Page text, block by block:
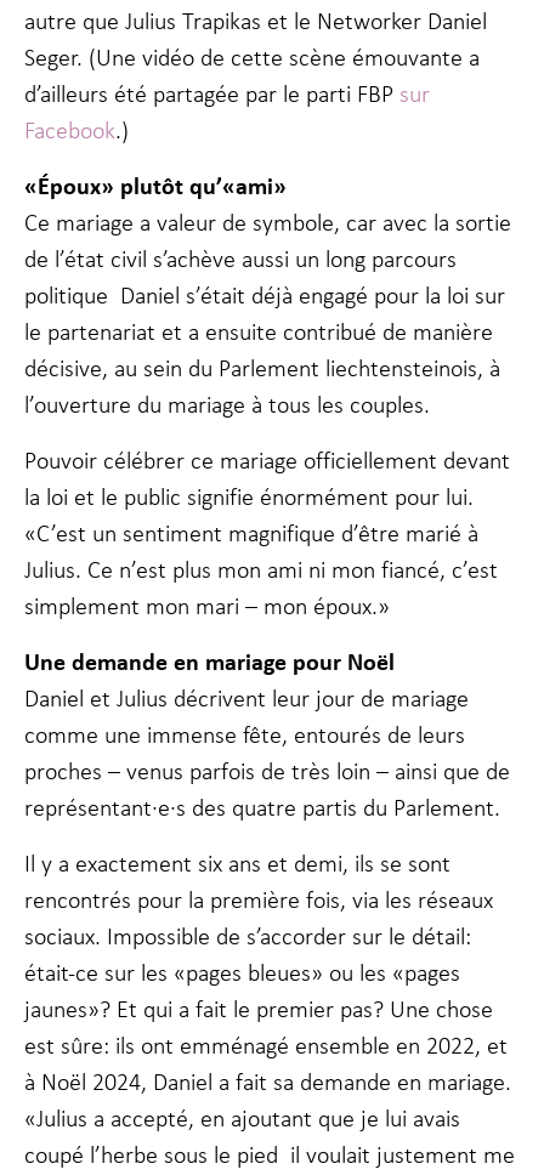
autre que Julius Trapikas et le Networker Daniel
Seger. (Une vidéo de cette scène émouvante a
d’ailleurs été partagée par le parti FBP sur
Facebook.)
«Époux» plutôt qu’«ami»
Ce mariage a valeur de symbole, car avec la sortie
de l’état civil s’achève aussi un long parcours
politique Daniel s’était déjà engagé pour la loi sur
le partenariat et a ensuite contribué de manière
décisive, au sein du Parlement liechtensteinois, à
l’ouverture du mariage à tous les couples.
Pouvoir célébrer ce mariage officiellement devant
la loi et le public signifie énormément pour lui.
«C’est un sentiment magnifique d’être marié à
Julius. Ce n’est plus mon ami ni mon fiancé, c’est
simplement mon mari – mon époux.»
Une demande en mariage pour Noël
Daniel et Julius décrivent leur jour de mariage
comme une immense fête, entourés de leurs
proches – venus parfois de très loin – ainsi que de
représentant·e·s des quatre partis du Parlement.
Il y a exactement six ans et demi, ils se sont
rencontrés pour la première fois, via les réseaux
sociaux. Impossible de s’accorder sur le détail:
était-ce sur les «pages bleues» ou les «pages
jaunes»? Et qui a fait le premier pas? Une chose
est sûre: ils ont emménagé ensemble en 2022, et
à Noël 2024, Daniel a fait sa demande en mariage.
«Julius a accepté, en ajoutant que je lui avais
coupé l’herbe sous le pied il voulait justement me
de votre visite.
Si vous refusez
ces cookies,
certaines
fonctionnalités
disparaîtront
Marketing
En partageant
votre intérêt
et votre
comportement
lorsque vous
visitez notre
site, vous
chances de
contenu et des
offres
personnalisés.